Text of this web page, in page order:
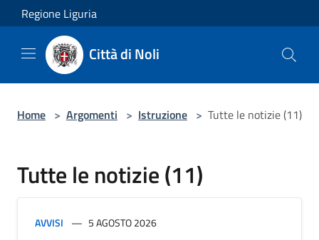
Salta al contenuto principale
Regione Liguria
Città di Noli
Home > Argomenti > Istruzione > Tutte le notizie (11)
Tutte le notizie (11)
AVVISI 5 AGOSTO 2026